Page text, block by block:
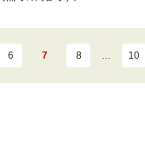
6 7 8 … 10